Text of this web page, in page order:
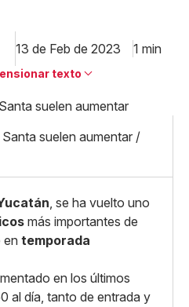
13 de Feb de 2023 1 min
texto
suelen aumentar /
, se ha vuelto uno
más importantes de
en temporada
en los últimos
al día, tanto de entrada y